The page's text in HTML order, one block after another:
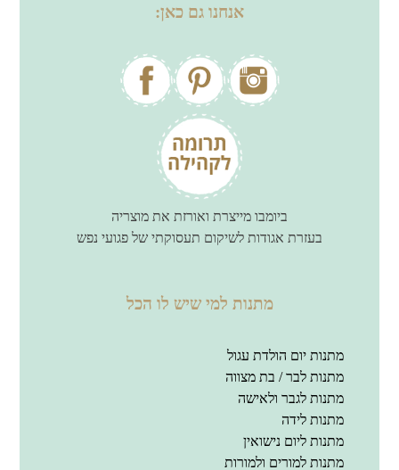
אנחנו גם כאן:
ביומבו מייצרת ואורזת את מוצריה
בעזרת אגודות לשיקום תעסוקתי של פגועי נפש
מתנות למי שיש לו הכל
מתנות יום הולדת עגול
מתנות לבר / בת מצווה
מתנות לגבר ולאישה
מתנות לידה
מתנות ליום נישואין
מתנות למורים ולמורות